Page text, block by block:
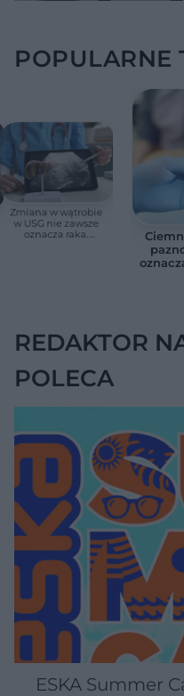
POPULARNE
Zmiana w wątrobie
w USG nie zawsze
oznacza raka.
REDAKTOR
POLECA
ESKA Summer